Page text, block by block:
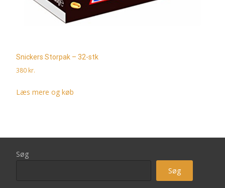
Snickers Storpak – 32-stk
380 kr.
Læs mere og køb
Søg
Søg